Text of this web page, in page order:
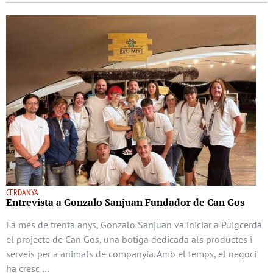
CERDANYA
Entrevista a Gonzalo Sanjuan Fundador de Can Gos
Fa més de trenta anys, Gonzalo Sanjuan va iniciar a Puigcerdà
el projecte de Can Gos, una botiga dedicada als productes i
serveis per a animals de companyia. Amb el temps, el negoci
ha cresc …